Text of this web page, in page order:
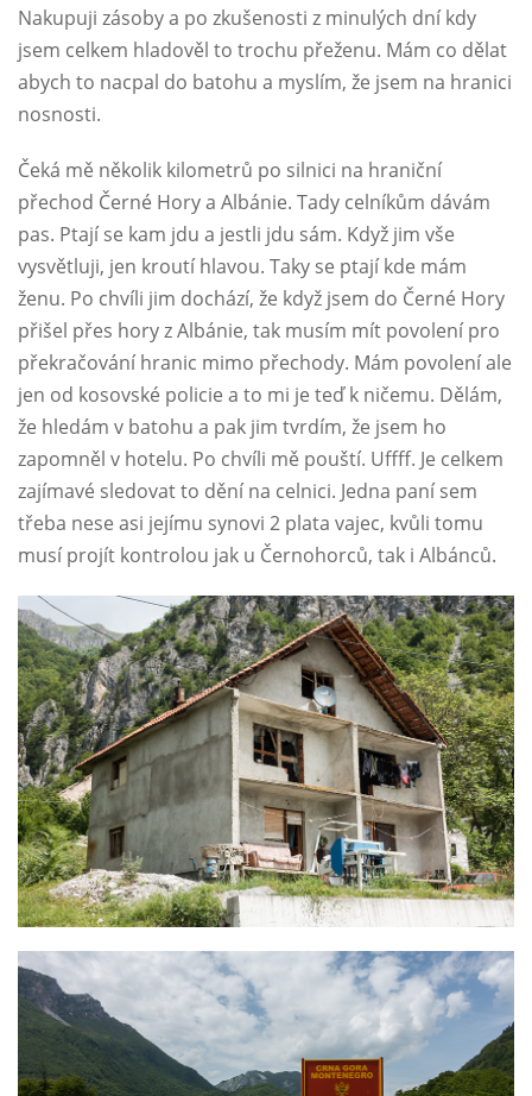
Nakupuji zásoby a po zkušenosti z minulých dní kdy
jsem celkem hladověl to trochu přeženu. Mám co dělat
abych to nacpal do batohu a myslím, že jsem na hranici
nosnosti.
Čeká mě několik kilometrů po silnici na hraniční
přechod Černé Hory a Albánie. Tady celníkům dávám
pas. Ptají se kam jdu a jestli jdu sám. Když jim vše
vysvětluji, jen kroutí hlavou. Taky se ptají kde mám
ženu. Po chvíli jim dochází, že když jsem do Černé Hory
přišel přes hory z Albánie, tak musím mít povolení pro
překračování hranic mimo přechody. Mám povolení ale
jen od kosovské policie a to mi je teď k ničemu. Dělám,
že hledám v batohu a pak jim tvrdím, že jsem ho
zapomněl v hotelu. Po chvíli mě pouští. Uffff. Je celkem
zajímavé sledovat to dění na celnici. Jedna paní sem
třeba nese asi jejímu synovi 2 plata vajec, kvůli tomu
musí projít kontrolou jak u Černohorců, tak i Albánců.